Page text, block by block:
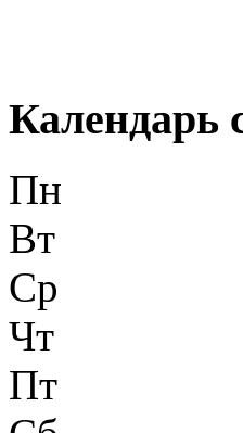
Календарь
Пн
Вт
Ср
Чт
Пт